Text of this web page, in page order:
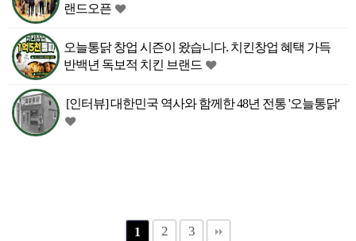
랜드오픈
오늘통닭 창업 시즌이 왔습니다. 치킨창업 혜택 가득
반백년 독보적 치킨 브랜드
[인터뷰] 대한민국 역사와 함께한 48년 전통 '오늘통닭'
1 2 3